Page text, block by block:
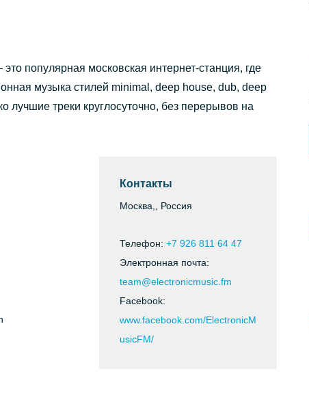
популярная московская интернет-станция, где
музыка стилей minimal, deep house, dub, deep
лучшие треки круглосуточно, без перерывов на
Контакты
Москва,, Россия
Телефон: +7 926 811 64 47
Электронная почта:
team@electronicmusic.fm
Facebook:
www.facebook.com/ElectronicM
usicFM/